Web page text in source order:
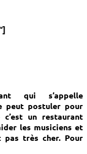
qui s’appelle
peut postuler pour
un restaurant
les musiciens et
très cher. Pour